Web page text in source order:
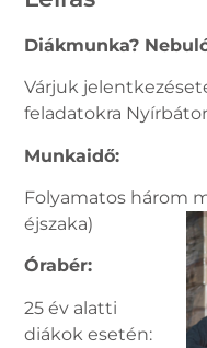
Diákmunka?
Várjuk
feladatokra
Munkaidő:
Folyamatos három
éjszaka)
Órabér:
25 év alatti
diákok esetén: